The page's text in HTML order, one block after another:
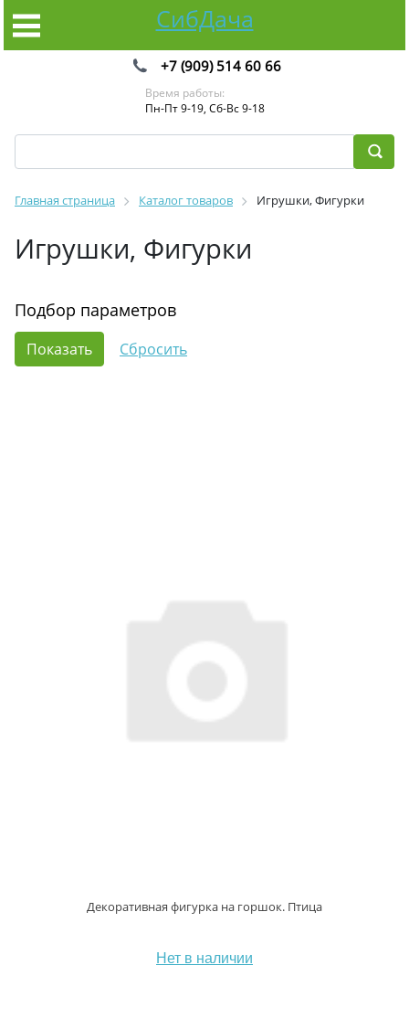
СибДача
+7 (909) 514 60 66
Время работы:
Пн-Пт 9-19, Сб-Вс 9-18
Главная страница Каталог товаров Игрушки, Фигурки
Игрушки, Фигурки
Подбор параметров
Декоративная фигурка на горшок. Птица
Нет в наличии